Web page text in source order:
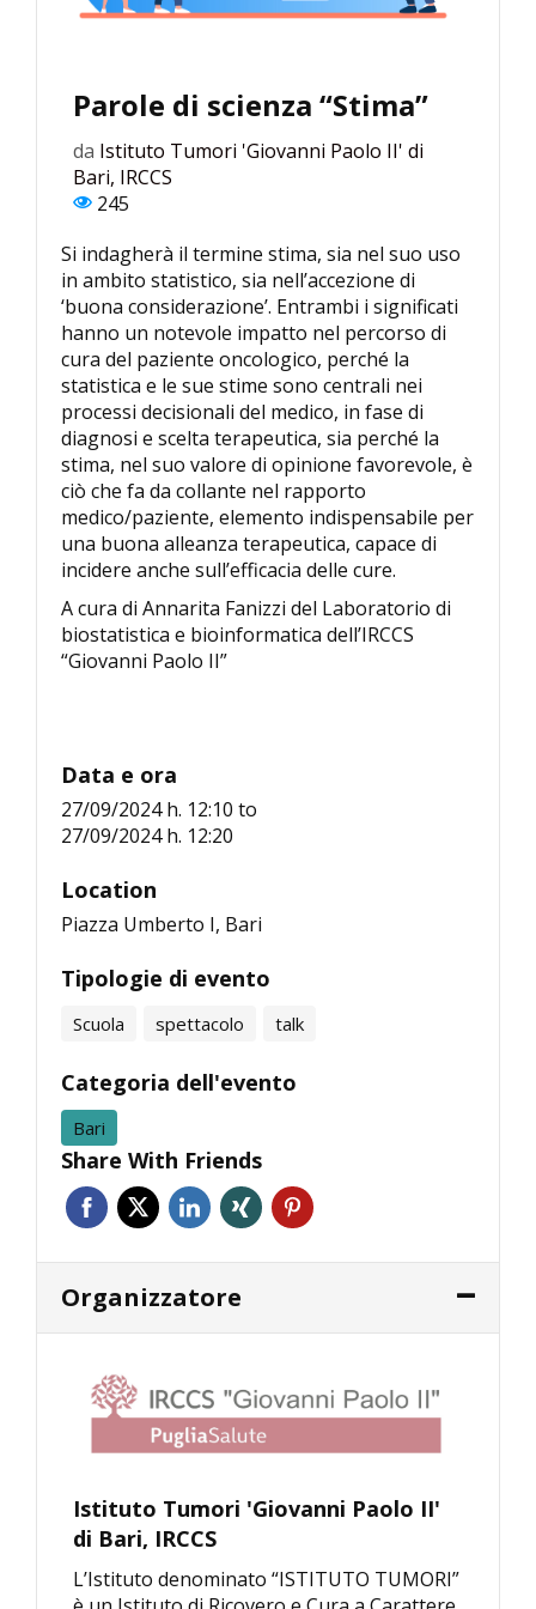
Parole di scienza “Stima”
da Istituto Tumori 'Giovanni Paolo II' di
Bari, IRCCS
245
Si indagherà il termine stima, sia nel suo uso
in ambito statistico, sia nell’accezione di
‘buona considerazione’. Entrambi i significati
hanno un notevole impatto nel percorso di
cura del paziente oncologico, perché la
statistica e le sue stime sono centrali nei
processi decisionali del medico, in fase di
diagnosi e scelta terapeutica, sia perché la
stima, nel suo valore di opinione favorevole, è
ciò che fa da collante nel rapporto
medico/paziente, elemento indispensabile per
una buona alleanza terapeutica, capace di
incidere anche sull’efficacia delle cure.
A cura di Annarita Fanizzi del Laboratorio di
biostatistica e bioinformatica dell’IRCCS
“Giovanni Paolo II”
Data e ora
27/09/2024 h. 12:10 to
27/09/2024 h. 12:20
Location
Piazza Umberto I, Bari
Tipologie di evento
Scuola spettacolo talk
Categoria dell'evento
Bari
Share With Friends
Organizzatore
Istituto Tumori 'Giovanni Paolo II'
di Bari, IRCCS
L’Istituto denominato “ISTITUTO TUMORI”